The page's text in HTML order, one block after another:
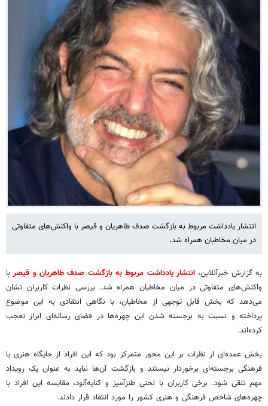
انتشار یادداشت مربوط به بازگشت صدف طاهریان و قیصر با واکنش‌های متفاوتی
در میان مخاطبان همراه شد.
به گزارش خبرآنلاین، انتشار یادداشت مربوط به بازگشت صدف طاهریان و قیصربا
واکنش‌های متفاوتی در میان مخاطبان همراه شد. بررسی نظرات کاربران نشان
می‌دهد که بخش قابل توجهی از مخاطبان، با نگاهی انتقادی به این موضوع
پرداخته و نسبت به برجسته شدن این چهره‌ها در فضای رسانه‌ای ابراز تعجب
کرده‌اند.
بخش عمده‌ای از نظرات بر این محور متمرکز بود که این افراد از جایگاه هنری یا
فرهنگی برجسته‌ای برخوردار نیستند و بازگشت آن‌ها نباید به عنوان یک رویداد
مهم تلقی شود. برخی کاربران با لحنی طنزآمیز و کنایه‌آلود، مقایسه این افراد با
چهره‌های شاخص فرهنگی و هنری کشور را مورد انتقاد قرار دادند.